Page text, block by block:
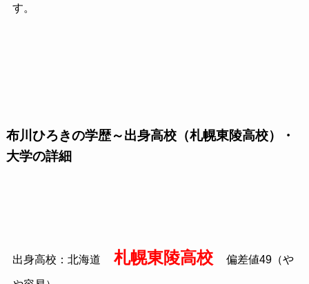
す。
布川ひろきの学歴～出身高校（札幌東陵高校）・
大学の詳細
出身高校：北海道 札幌東陵高校 偏差値49（や